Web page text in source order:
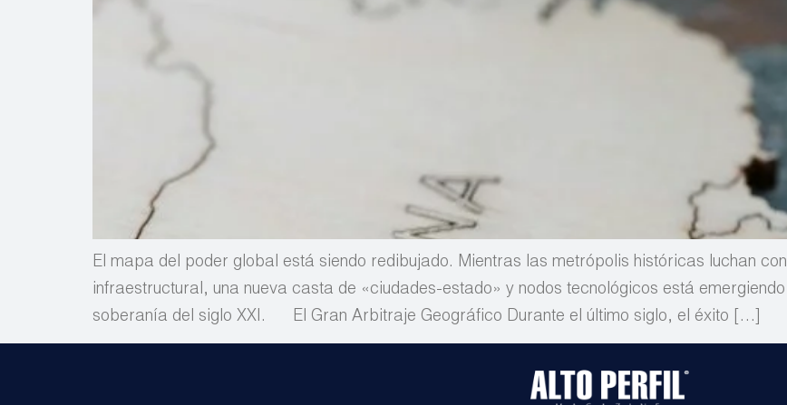
El mapa del poder global está siendo redibujado. Mientras las metrópolis históricas luchan
infraestructural, una nueva casta de «ciudades-estado» y nodos tecnológicos está
soberanía del siglo XXI. El Gran Arbitraje Geográfico Durante el último siglo, el éxito […]